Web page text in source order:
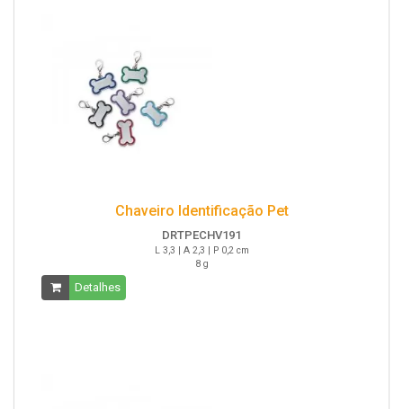
Chaveiro Identificação Pet
DRTPECHV191
L 3,3 | A 2,3 | P 0,2 cm
8 g
Detalhes